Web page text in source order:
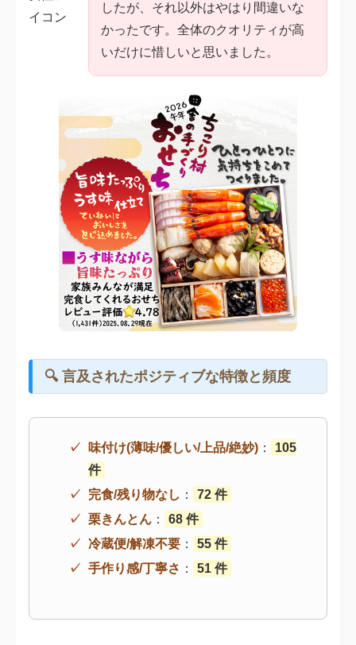
したが、それ以外はやはり間違いな
かったです。全体のクオリティが高
いだけに惜しいと思いました。
🔍 言及されたポジティブな特徴と頻度
味付け(薄味/優しい/上品/絶妙) ：
105
件
完食/残り物なし ：
72 件
栗きんとん ：
68 件
冷蔵便/解凍不要 ：
55 件
手作り感/丁寧さ ： 51 件